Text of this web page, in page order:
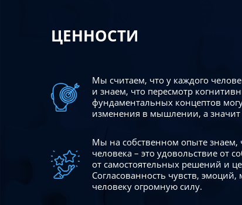
ЦЕННОСТИ
Мы считаем, что у каждого
и знаем, что пересмотр
фундаментальных концептов
изменения в мышлении, а
Мы на собственном опыте
человека – это удовольствие от
от самостоятельных решений и
Согласованность чувств,
человеку огромную силу.